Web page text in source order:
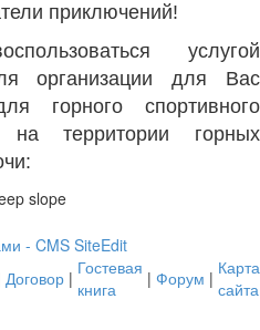
приключений!
услугой
организации для Вас
горного спортивного
на территории горных
slope
Договор | Гостевая
книга
| Форум | Карта
сайта